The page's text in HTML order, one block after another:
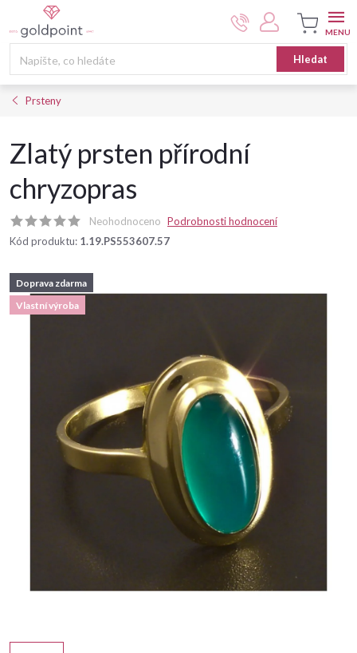
na
Hledat
Nákupní
košík
Prsteny
Zlatý prsten přírodní
chryzopras
Neohodnoceno Podrobnosti hodnocení
Kód produktu: 1.19.PS553607.57
Doprava zdarma
Vlastní výroba